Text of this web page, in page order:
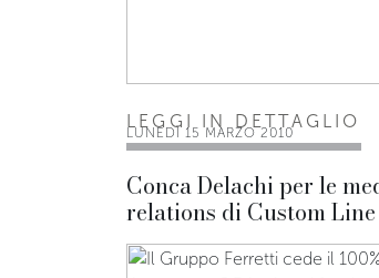
LUNEDÌ 15 MARZO 2010
Conca Delachi per le
relations di Custom Line
LEGGI IN DETTAGLIO